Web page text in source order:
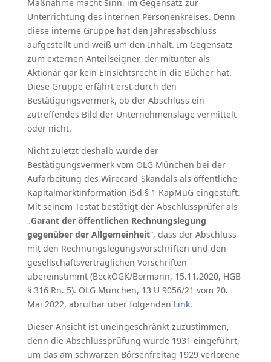
Maßnahme macht Sinn, im Gegensatz zur
Unterrichtung des internen Personenkreises. Denn
diese interne Gruppe hat den Jahresabschluss
aufgestellt und weiß um den Inhalt. Im Gegensatz
zum externen Anteilseigner, der mitunter als
Aktionär gar kein Einsichtsrecht in die Bücher hat.
Diese Gruppe erfährt erst durch den
Bestätigungsvermerk, ob der Abschluss ein
zutreffendes Bild der Unternehmenslage vermittelt
oder nicht.
Nicht zuletzt deshalb wurde der
Bestätigungsvermerk vom OLG München bei der
Aufarbeitung des Wirecard-Skandals als öffentliche
Kapitalmarktinformation iSd § 1 KapMuG eingestuft.
Mit seinem Testat bestätigt der Abschlussprüfer als
„Garant der öffentlichen Rechnungslegung
gegenüber der Allgemeinheit“, dass der Abschluss
mit den Rechnungslegungsvorschriften und den
gesellschaftsvertraglichen Vorschriften
übereinstimmt (BeckOGK/Bormann, 15.11.2020, HGB
§ 316 Rn. 5). OLG München, 13 U 9056/21 vom 20.
Mai 2022, abrufbar über folgenden Link.
Dieser Ansicht ist uneingeschränkt zuzustimmen,
denn die Abschlussprüfung wurde 1931 eingeführt,
um das am schwarzen Börsenfreitag 1929 verlorene